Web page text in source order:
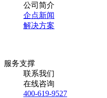
公司简介
企点新闻
解决方案
服务支撑
联系我们
在线咨询
400-619-9527